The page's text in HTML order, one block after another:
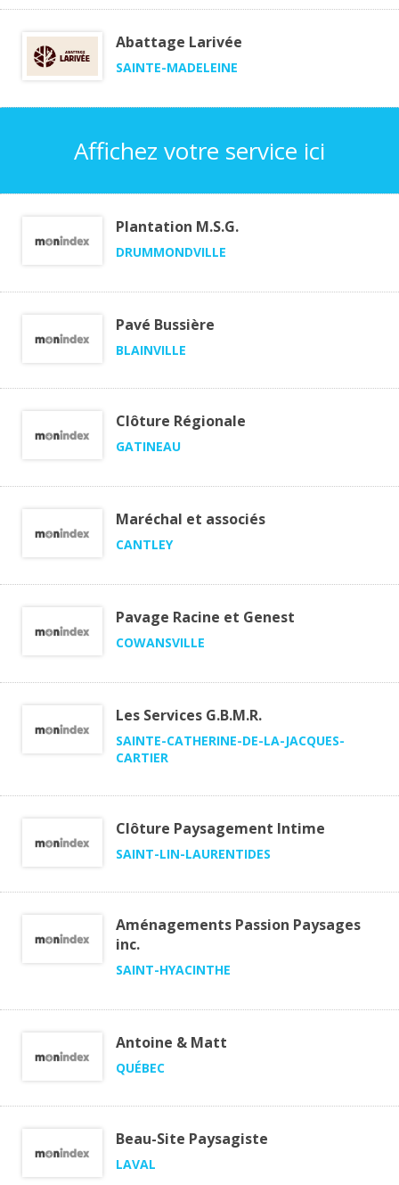
Abattage Larivée
SAINTE-MADELEINE
Affichez votre service ici
Plantation M.S.G.
DRUMMONDVILLE
Pavé Bussière
BLAINVILLE
Clôture Régionale
GATINEAU
Maréchal et associés
CANTLEY
Pavage Racine et Genest
COWANSVILLE
Les Services G.B.M.R.
SAINTE-CATHERINE-DE-LA-JACQUES-
CARTIER
Clôture Paysagement Intime
SAINT-LIN-LAURENTIDES
Aménagements Passion Paysages
inc.
SAINT-HYACINTHE
Antoine & Matt
QUÉBEC
Beau-Site Paysagiste
LAVAL